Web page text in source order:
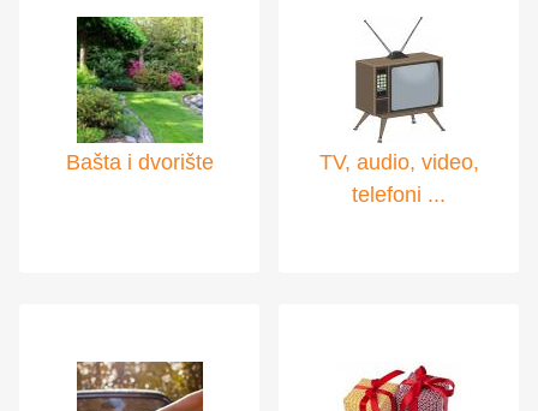
Bašta i dvorište
TV, audio, video,
telefoni ...